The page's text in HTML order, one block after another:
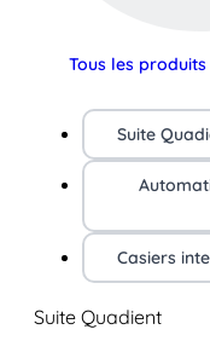
Tous les produits
Suite
Casiers
Suite Quadient